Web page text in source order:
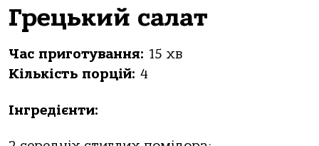
Грецький салат
Час приготування: 15 хв
Кількість порцій: 4
Інгредієнти: